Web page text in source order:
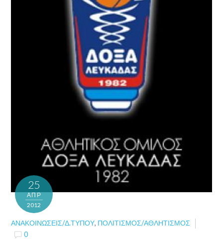
25
ΑΠΡ
2012
ΑΝΑΚΟΙΝΏΣΕΙΣ/Δ.ΤΎΠΟΥ, ΠΟΛΙΤΙΣΜΌΣ/ΑΘΛΗΤΙΣΜΌΣ
0